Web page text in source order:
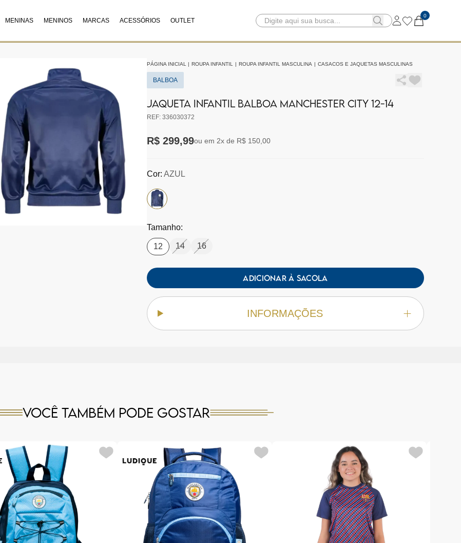
MENINAS MENINOS MARCAS ACESSÓRIOS OUTLET
0
PÁGINA INICIAL | ROUPA INFANTIL | ROUPA INFANTIL MASCULINA | CASACOS E JAQUETAS MASCULINAS
BALBOA
JAQUETA INFANTIL BALBOA MANCHESTER CITY 12-14
REF: 336030372
R$ 299,99ou em 2x de R$ 150,00
Cor: AZUL
Tamanho:
12 14 16
ADICIONAR À SACOLA
INFORMAÇÕES
Você também pode gostar